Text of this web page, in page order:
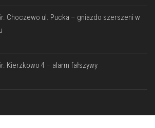
Choczewo ul. Pucka – gniazdo szerszeni w
Kierzkowo 4 – alarm fałszywy